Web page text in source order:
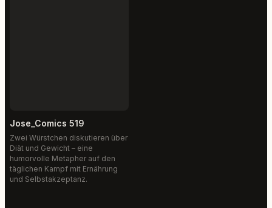
Jose_Comics 519
Zwei Würstchen diskutieren über
Diät und Gewicht – eine
humorvolle Metapher auf den
täglichen Kampf mit Ernährung
und Selbstakzeptanz.